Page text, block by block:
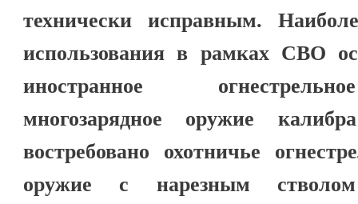
технически исправным.
использования в рамках СВО
иностранное
многозарядное оружие
востребовано охотничье
оружие с нарезным стволом